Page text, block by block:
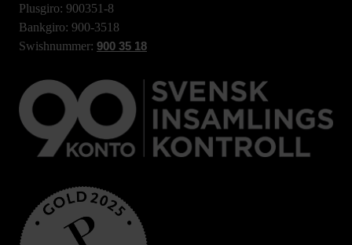
Plusgiro: 900351-8
Bankgiro: 900-3518
Swishnummer: 900 35 18